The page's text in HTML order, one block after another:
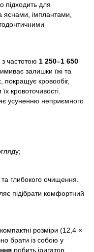
підходить для
яснами, імплантами,
частотою 1 250–1 650
залишки їжі та
покращує кровообіг,
кровоточивості.
усуненню неприємного
глибокого очищення.
підібрати комфортний
розміри (12,4 ×
брати із собою у
робить іригатор